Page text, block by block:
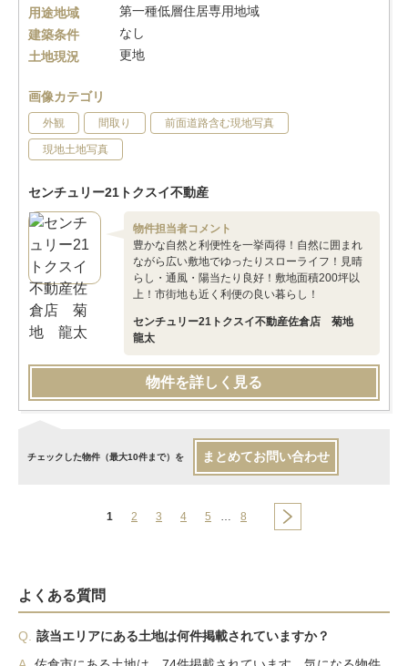
用途地域
第一種低層住居専用地域
建築条件
なし
土地現況
更地
画像カテゴリ
外観 間取り 前面道路含む現地写真
現地土地写真
センチュリー21トクスイ不動産
物件担当者コメント
豊かな自然と利便性を一挙両得！自然に囲まれ
ながら広い敷地でゆったりスローライフ！見晴
らし・通風・陽当たり良好！敷地面積200坪以
上！市街地も近く利便の良い暮らし！
センチュリー21トクスイ不動産佐倉店 菊地
龍太
物件を詳しく見る
チェックした物件（最大10件まで）を まとめてお問い合わせ
1 2 3 4 5 … 8
よくある質問
Q.
該当エリアにある土地は何件掲載されていますか？